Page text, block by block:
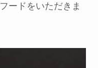
ードをいただきま